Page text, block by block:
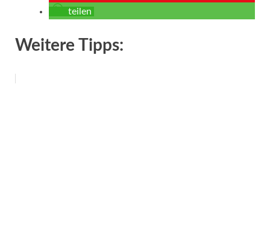
teilen
Weitere Tipps: